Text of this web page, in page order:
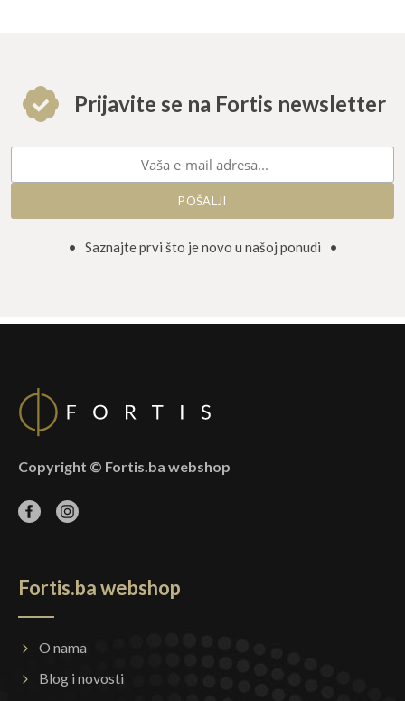
Prijavite se na Fortis newsletter
• Saznajte prvi što je novo u našoj ponudi •
Copyright © Fortis.ba webshop
Fortis.ba webshop
O nama
Blog i novosti